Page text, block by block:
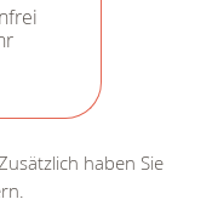
haben Sie